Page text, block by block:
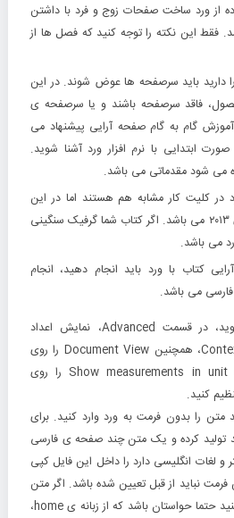
از ورد ساخت صفحات زوج و فرد با داشتن
فقط این نکته را توجه کنید که فصل ها از
دارید باید سرصفحه ها عوض شوند. در این
فاقد سرصفحه باشند و یا سرصفحه ی
آموزش گام به گام صفحه آرایی پیشنهاد می
ابتدایی با نرم افزار ورد آشنا شوید.
می شود مقدماتی می باشد.
در کلیت کار مشابه هم هستند اما در این
مقاله آموزش بر مبنای نسخه ی ۲۰۱۳ می باشد. اگر کتاب شما گرفیک سنگینی
می باشد.
کتاب با ورد باید انجام دهید، انجام
می باشد.
وارد setting ورد شوید، در قسمت Advanced، نمایش اعداد
(Numeral) را روی Context، همچنین Document View را روی
Right-to-Left و Show measurements in unit of را روی
کنید.
متن را بدون فرمت به ورد وارد کنید. برای
تولید کرده و یک متن چند صفحه ی فارسی
و لغات انگلیسی دارد را داخل این فایل کپی
فرمت نباید از قبل تعیین شده باشد. اگر متن
کپی شده را وارد می کنید حتما حواستان باشد که از زبانه ی home،